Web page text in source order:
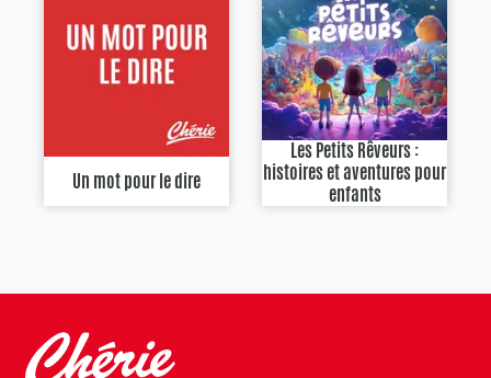
Un mot pour le dire
Les Petits Rêveurs :
histoires et aventures pour
enfants